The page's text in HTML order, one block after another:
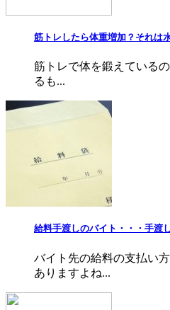
筋トレしたら体重増加？それは
筋トレで体を鍛えている
るも...
給料手渡しのバイト・・・手渡
バイト先の給料の支払い
ありますよね...